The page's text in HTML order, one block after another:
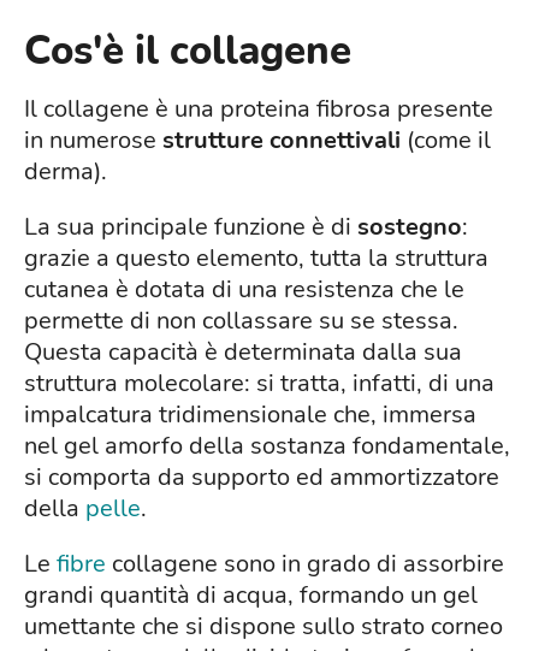
Cos'è il collagene
Il collagene è una proteina fibrosa presente
in numerose strutture connettivali (come il
derma).
La sua principale funzione è di sostegno:
grazie a questo elemento, tutta la struttura
cutanea è dotata di una resistenza che le
permette di non collassare su se stessa.
Questa capacità è determinata dalla sua
struttura molecolare: si tratta, infatti, di una
impalcatura tridimensionale che, immersa
nel gel amorfo della sostanza fondamentale,
si comporta da supporto ed ammortizzatore
della pelle.
Le fibre collagene sono in grado di assorbire
grandi quantità di acqua, formando un gel
umettante che si dispone sullo strato corneo